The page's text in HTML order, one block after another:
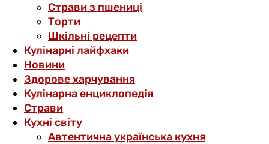
Страви з пшениці
Торти
Шкільні рецепти
Кулінарні лайфхаки
Новини
Здорове харчування
Кулінарна енциклопедія
Страви
Кухні світу
Автентична українська кухня